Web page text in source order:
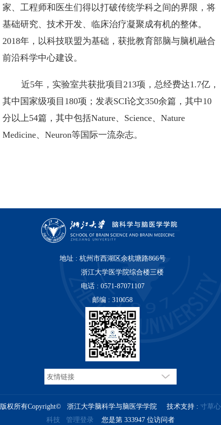
家、工程师和医生们得以打破传统学科之间的界限，将
基础研究、技术开发、临床治疗凝聚成有机的整体。
2018年，以科技联盟为基础，获批教育部脑与脑机融合
前沿科学中心建设。
近5年，实验室共获批项目 213项，总经费达1.7亿，
其中国家级项目 180项；发表SCI论文350余篇，其中10
分以上54篇，其中包括Nature、 Science、 Nature
Medicine、 Neuron等国际一流杂志。
地址 : 杭州市西湖区余杭塘路866号
浙江大学医学院综合楼三楼
电话 : 0571-87071107
邮编 : 310058
版权所有Copyright© 浙江大学脑科学与脑医学学院 技术支持 : 寸草心
科技
管理登录 您是第 333947 位访问者